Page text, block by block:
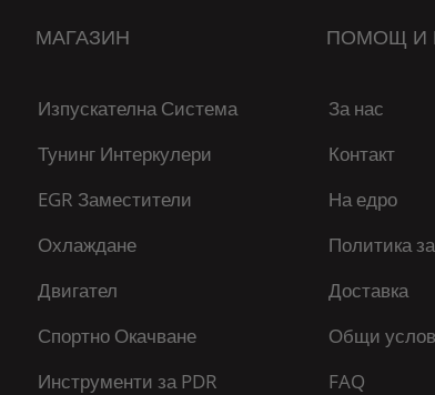
МАГАЗИН
Изпускателна Система
Тунинг Интеркулери
EGR Заместители
Охлаждане
Двигател
Спортно Окачване
Инструменти за PDR
ПОМОЩ И
За нас
Контакт
На едро
Политика
Доставка
Общи
FAQ